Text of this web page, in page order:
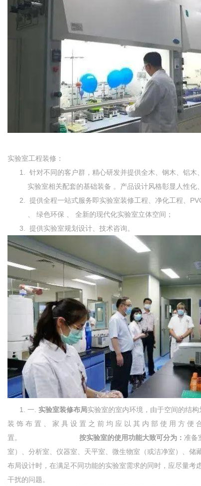
实验室工程装修：
针对不同的客户群，精心研发并提供全木、钢木、铝
实验室相关配套的基础装备 。产品设计风格彰显人性化
提供全程一站式服务即实验室装修工程、净化工程、
、 绿色环保 、 全新的现代化实验室立体空间；
提供实验室规划设计、技术咨询。
一. 实验室装修布局实验室的室内环境，由于空间的结构
装 饰 布 置 、 家 具 设 置 之 前 均 应 以 其 内 部 使 用 方 便
置。 按实验室的使用功能大致可分为： 准备
室）、分析室、仪器室、天平室、微生物室（或洁净室）、储
布局设计时，在满足不同功能的实验室需求的同时，应尽量
干扰的问题。